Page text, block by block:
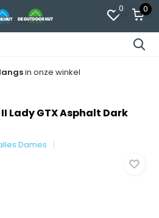
0 0
in onze winkel
Lady GTX Asphalt Dark
Dames